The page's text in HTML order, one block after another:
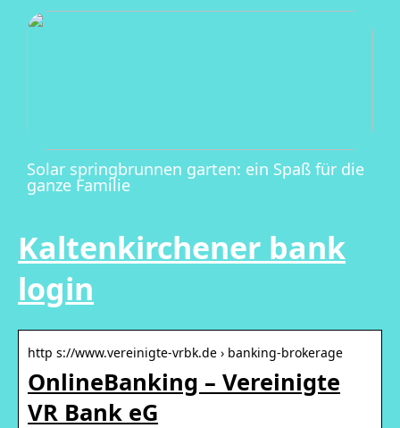
Solar springbrunnen garten: ein Spaß für die
ganze Familie
Kaltenkirchener bank
login
http s://www.vereinigte-vrbk.de › banking-brokerage
OnlineBanking – Vereinigte
VR Bank eG